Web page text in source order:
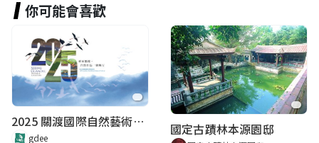
你可能會喜歡
2025 關渡國際自然藝術季 Guandu International Nature Art Festival
gdee
國定古蹟林本源園邸